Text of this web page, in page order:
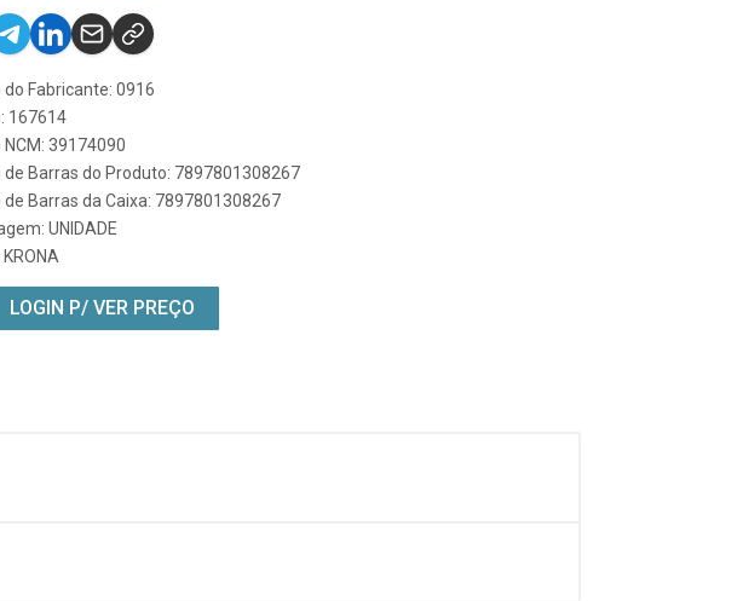
do Fabricante: 0916
167614
NCM: 39174090
de Barras do Produto: 7897801308267
de Barras da Caixa: 7897801308267
UNIDADE
KRONA
LOGIN P/ VER PREÇO